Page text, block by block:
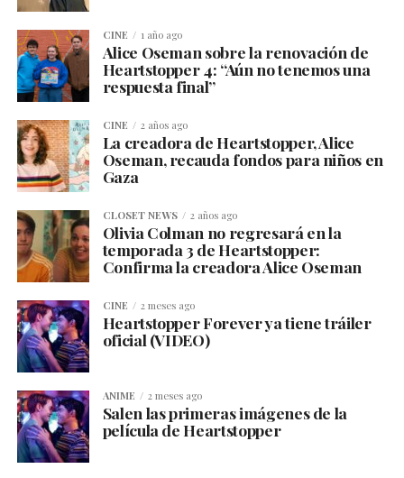
CINE 1 año ago
Alice Oseman sobre la renovación de
Heartstopper 4: “Aún no tenemos una
respuesta final”
CINE 2 años ago
La creadora de Heartstopper, Alice
Oseman, recauda fondos para niños en
Gaza
CLOSET NEWS 2 años ago
Olivia Colman no regresará en la
temporada 3 de Heartstopper:
Confirma la creadora Alice Oseman
CINE 2 meses ago
Heartstopper Forever ya tiene tráiler
oficial (VIDEO)
ANIME 2 meses ago
Salen las primeras imágenes de la
película de Heartstopper